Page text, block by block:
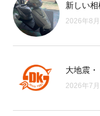
新しい相
2026年8月
大地震・
2026年7